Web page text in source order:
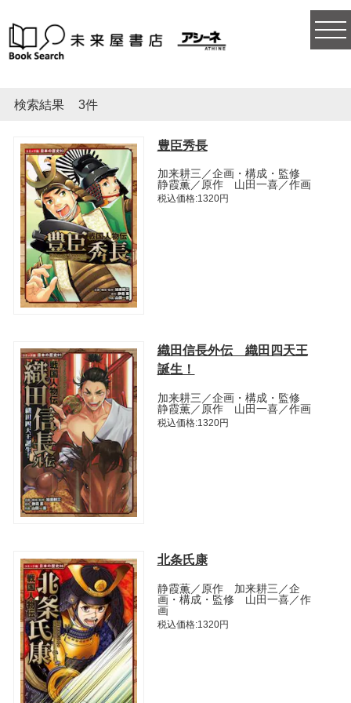
検索結果 3件
豊臣秀長
加来耕三／企画・構成・監修
静霞薫／原作 山田一喜／作画
税込価格:1320円
織田信長外伝 織田四天王
誕生！
加来耕三／企画・構成・監修
静霞薫／原作 山田一喜／作画
税込価格:1320円
北条氏康
静霞薫／原作 加来耕三／企
画・構成・監修 山田一喜／作
画
税込価格:1320円